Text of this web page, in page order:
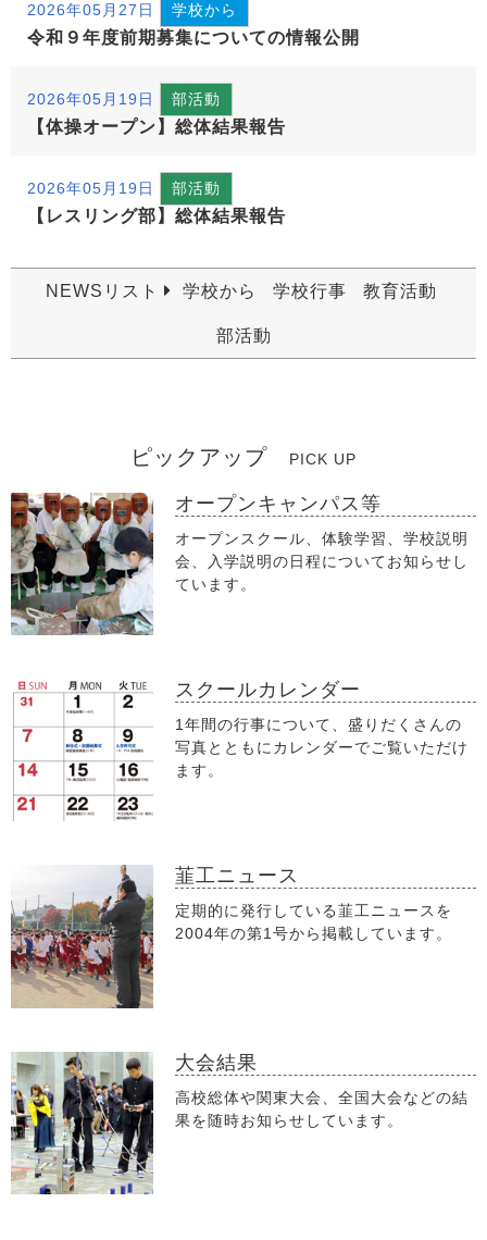
2026年05月27日 学校から
令和９年度前期募集についての情報公開
2026年05月19日 部活動
【体操オープン】総体結果報告
2026年05月19日 部活動
【レスリング部】総体結果報告
NEWSリスト 学校から 学校行事 教育活動
部活動
ピックアップ PICK UP
オープンキャンパス等
オープンスクール、体験学習、学校説明
会、入学説明の日程についてお知らせし
ています。
スクールカレンダー
1年間の行事について、盛りだくさんの
写真とともにカレンダーでご覧いただけ
ます。
韮工ニュース
定期的に発行している韮工ニュースを
2004年の第1号から掲載しています。
大会結果
高校総体や関東大会、全国大会などの結
果を随時お知らせしています。